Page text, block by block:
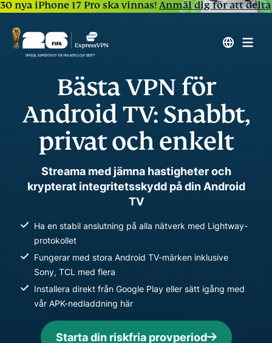
30 nya iPhone 17 Pro ska vinnas!Anmäl dig för att delta
Bästa VPN för
Android TV: Snabbt,
privat och enkelt
Streama med jämna hastigheter och
krypterat integritetsskydd på din Android
TV
Ha en stabil anslutning på alla nätverk med Lightway-
protokollet
Fungerar med stora Android TV-märken inklusive
Sony, TCL med flera
Installera direkt från Google Play eller sätt igång med
vår APK-nedladdning här
Starta din riskfria provperiod